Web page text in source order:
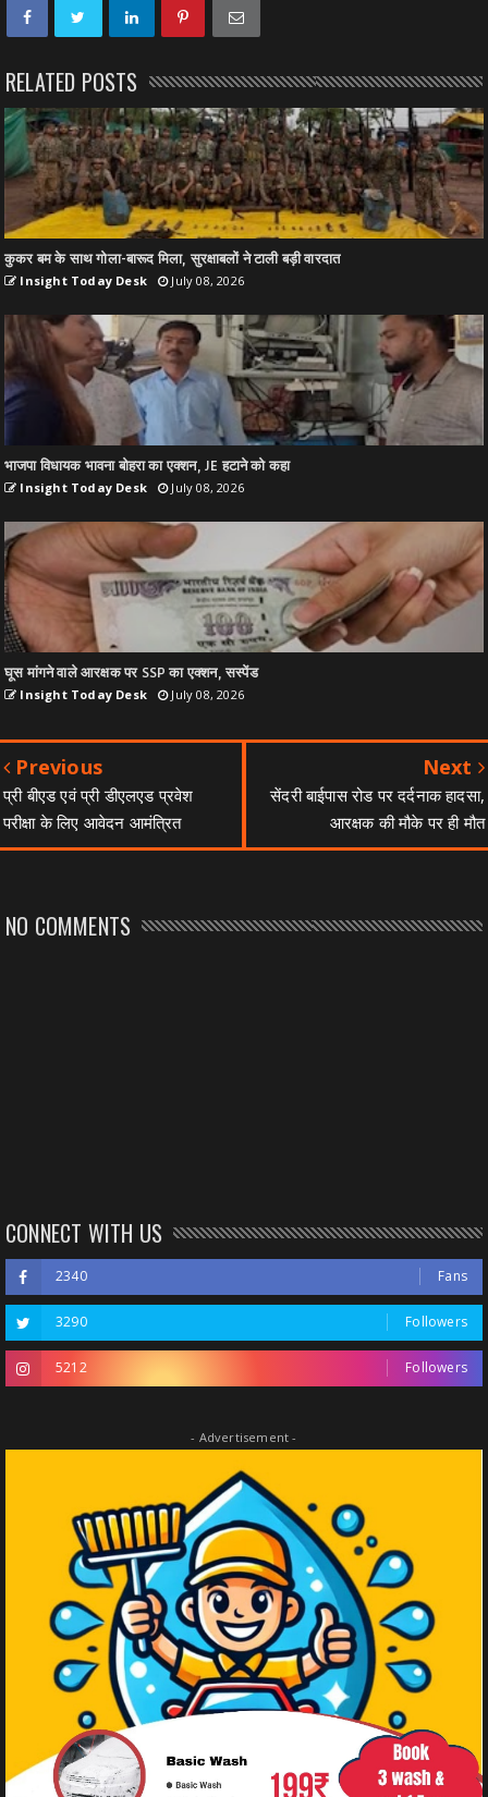
RELATED POSTS
कुकर बम के साथ गोला-बारूद मिला, सुरक्षाबलों ने टाली बड़ी वारदात
Insight Today Desk July 08, 2026
भाजपा विधायक भावना बोहरा का एक्शन, JE हटाने को कहा
Insight Today Desk July 08, 2026
घूस मांगने वाले आरक्षक पर SSP का एक्शन, सस्पेंड
Insight Today Desk July 08, 2026
Previous
प्री बीएड एवं प्री डीएलएड प्रवेश
परीक्षा के लिए आवेदन आमंत्रित
Next
सेंदरी बाईपास रोड पर दर्दनाक हादसा,
आरक्षक की मौके पर ही मौत
NO COMMENTS
CONNECT WITH US
2340 Fans
3290 Followers
5212 Followers
- Advertisement -